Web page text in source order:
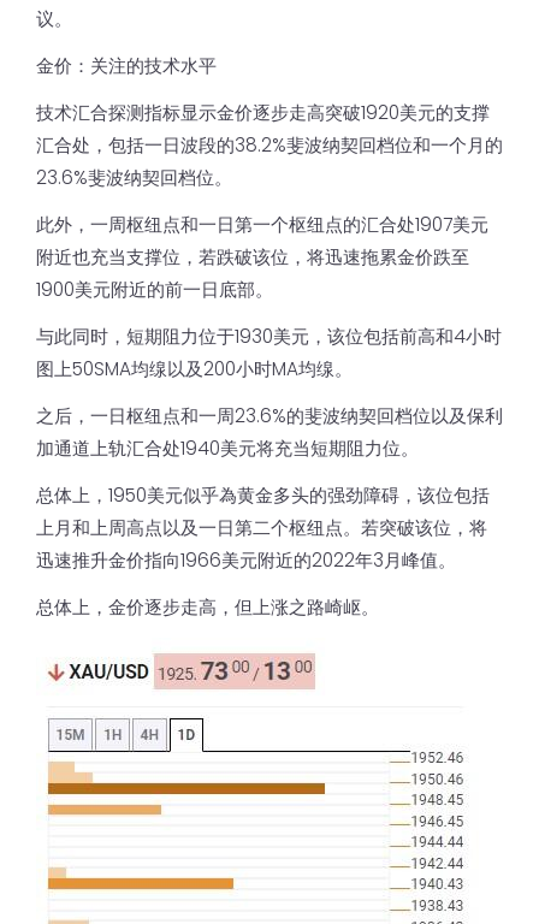
议。
金价：关注的技术水平
技术汇合探测指标显示金价逐步走高突破1920美元的支撑
汇合处，包括一日波段的38.2%斐波纳契回档位和一个月的
23.6%斐波纳契回档位。
此外，一周枢纽点和一日第一个枢纽点的汇合处1907美元
附近也充当支撑位，若跌破该位，将迅速拖累金价跌至
1900美元附近的前一日底部。
与此同时，短期阻力位于1930美元，该位包括前高和4小时
图上50SMA均缐以及200小时MA均缐。
之后，一日枢纽点和一周23.6%的斐波纳契回档位以及保利
加通道上轨汇合处1940美元将充当短期阻力位。
总体上，1950美元似乎為黄金多头的强劲障碍，该位包括
上月和上周高点以及一日第二个枢纽点。若突破该位，将
迅速推升金价指向1966美元附近的2022年3月峰值。
总体上，金价逐步走高，但上涨之路崎岖。